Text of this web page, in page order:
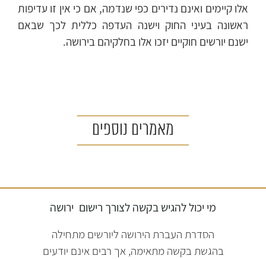
אלו קיימים ואינם נדירים כפי שנדמה, אם כי אין זו עדיפות
ראשונה בעיני החוק וישנה העדפה כללית לכך שבאם
ישנם יורשים חוקיים יזכו אלו בחלקיהם בירושה.
מאמרים נוספים
מי יכול להגיש בקשה לצורך רישום ירושה
הסדרת העברת הירושה ליורשים מתחילה
בהגשת בקשה מתאימה, אך רבים אינם יודעים